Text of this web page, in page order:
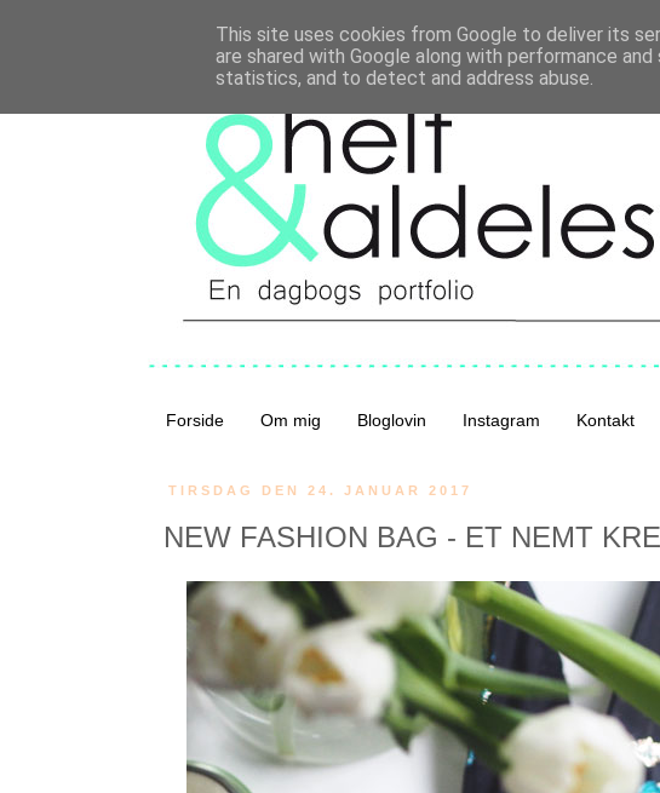
Forside Om mig Bloglovin Instagram Kontakt
TIRSDAG DEN 24. JANUAR 2017
NEW FASHION BAG - ET NEMT
This site uses cookies from Google to deliver its
are shared with Google along with performance
statistics, and to detect and address abuse.